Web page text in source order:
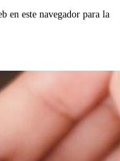
en este navegador para la